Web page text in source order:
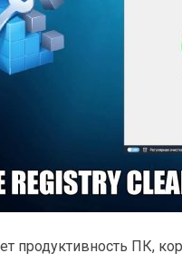
продуктивность ПК,